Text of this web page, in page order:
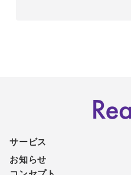
サービス
お知らせ